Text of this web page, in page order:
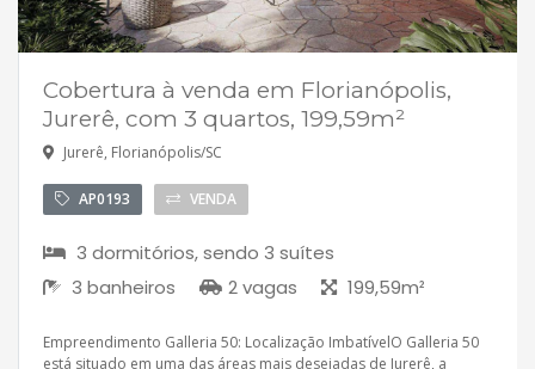
Cobertura à venda em Florianópolis,
Jurerê, com 3 quartos, 199,59m²
Jurerê, Florianópolis/SC
AP0193 VENDA
3 dormitórios, sendo 3 suítes
3 banheiros
2 vagas 199,59m²
Empreendimento Galleria 50: Localização ImbatívelO Galleria 50
está situado em uma das áreas mais desejadas de Jurerê, a